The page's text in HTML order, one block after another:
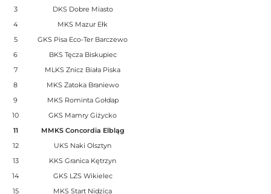
3
DKS Dobre Miasto
4
MKS Mazur Ełk
5
GKS Pisa Eco-Ter Barczewo
6
BKS Tęcza Biskupiec
7
MLKS Znicz Biała Piska
8
MKS Zatoka Braniewo
9
MKS Rominta Gołdap
10
GKS Mamry Giżycko
11
MMKS Concordia Elbląg
12
UKS Naki Olsztyn
13
KKS Granica Kętrzyn
14
GKS LZS Wikielec
15
MKS Start Nidzica